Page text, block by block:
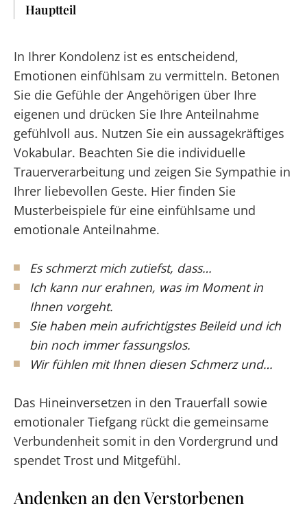
Hauptteil
In Ihrer Kondolenz ist es entscheidend,
Emotionen einfühlsam zu vermitteln. Betonen
Sie die Gefühle der Angehörigen über Ihre
eigenen und drücken Sie Ihre Anteilnahme
gefühlvoll aus. Nutzen Sie ein aussagekräftiges
Vokabular. Beachten Sie die individuelle
Trauerverarbeitung und zeigen Sie Sympathie in
Ihrer liebevollen Geste. Hier finden Sie
Musterbeispiele für eine einfühlsame und
emotionale Anteilnahme.
Es schmerzt mich zutiefst, dass…
Ich kann nur erahnen, was im Moment in
Ihnen vorgeht.
Sie haben mein aufrichtigstes Beileid und ich
bin noch immer fassungslos.
Wir fühlen mit Ihnen diesen Schmerz und…
Das Hineinversetzen in den Trauerfall sowie
emotionaler Tiefgang rückt die gemeinsame
Verbundenheit somit in den Vordergrund und
spendet Trost und Mitgefühl.
Andenken an den Verstorbenen